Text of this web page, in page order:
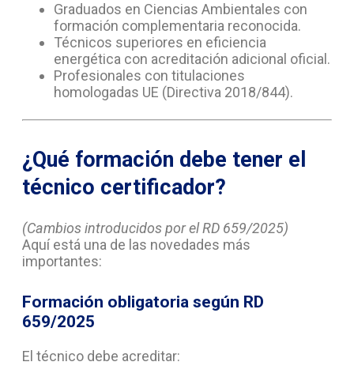
Graduados en Ciencias Ambientales con
formación complementaria reconocida.
Técnicos superiores en eficiencia
energética con acreditación adicional oficial.
Profesionales con titulaciones
homologadas UE (Directiva 2018/844).
¿Qué formación debe tener el
técnico certificador?
(Cambios introducidos por el RD 659/2025)
Aquí está una de las novedades más
importantes:
Formación obligatoria según RD
659/2025
El técnico debe acreditar: